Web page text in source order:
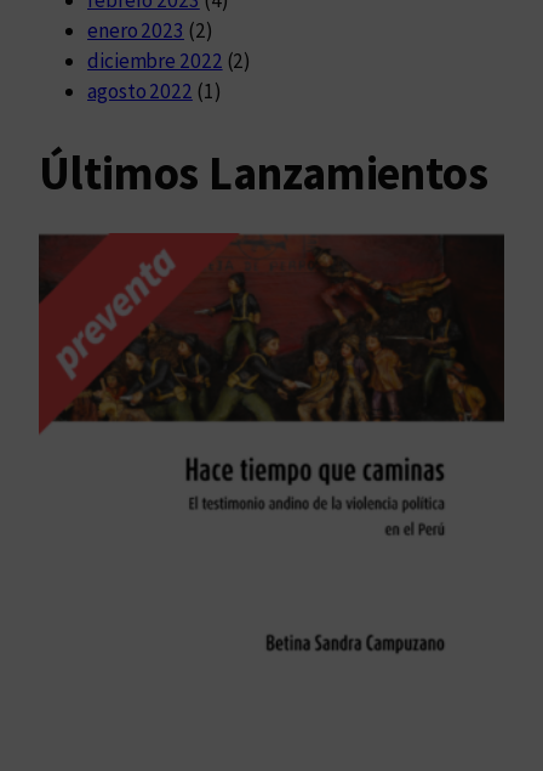
enero 2023 (2)
diciembre 2022 (2)
agosto 2022 (1)
Últimos Lanzamientos